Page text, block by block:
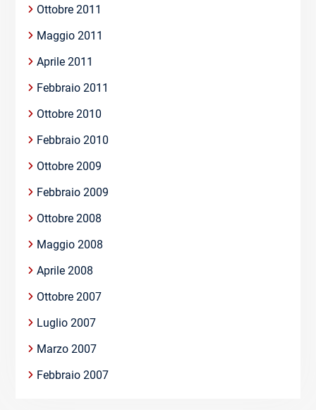
Ottobre 2011
Maggio 2011
Aprile 2011
Febbraio 2011
Ottobre 2010
Febbraio 2010
Ottobre 2009
Febbraio 2009
Ottobre 2008
Maggio 2008
Aprile 2008
Ottobre 2007
Luglio 2007
Marzo 2007
Febbraio 2007